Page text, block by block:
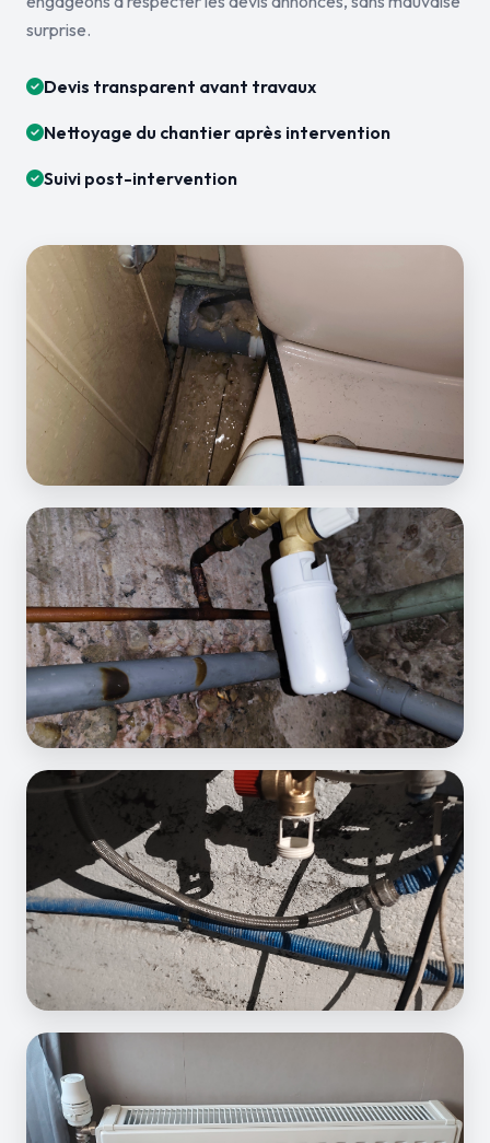
surprise.
Devis transparent avant travaux
Nettoyage du chantier après intervention
Suivi post-intervention